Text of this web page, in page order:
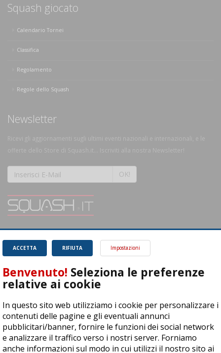
Squash giocato
Calendario Tornei
Classifica
Regolamento
Regole dello Squash
Newsletter
Ricevi gli aggiornamenti sugli ultimi eventi nazionali e internazionali, e le
offerte dello Store di Squash.it... Iscriviti alla nostra Newsletter!
OK!
magnifico sport.
Leggi
RIFIUTA
ACCETTA Impostazioni
Benvenuto! Seleziona le preferenze
relative ai cookie
In questo sito web utilizziamo i cookie per personalizzare i
contenuti delle pagine e gli eventuali annunci
pubblicitari/banner, fornire le funzioni dei social network
e analizzare il traffico verso i nostri server. Forniamo
anche informazioni sul modo in cui utilizzi il nostro sito ai
ASD Let's Sport - Via T. Olivelli 3, 25014 Castenedolo (BS) - P. Iva:
04278030988
© Copyright 2015 | All Rights Reserved - Powered byDynDevice